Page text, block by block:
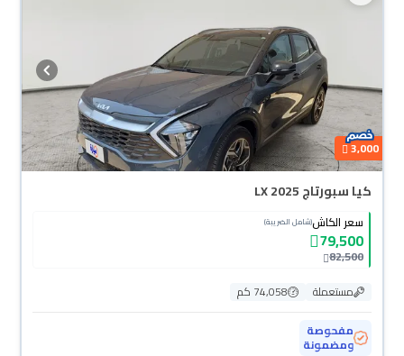
3,000
كيا سبورتاج LX 2025
سعر الكاش(شامل الضريبة)
79,500
82,500
مستعملة
74,058 كم
مفحوصة
ومضمونة